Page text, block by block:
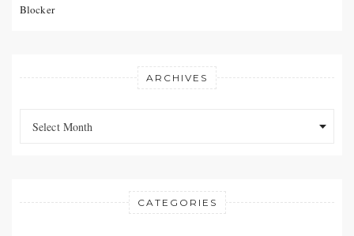
Blocker
ARCHIVES
Select Month
CATEGORIES